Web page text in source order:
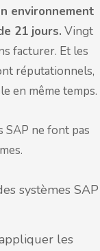
environnement
21 jours. Vingt
facturer. Et les
réputationnels,
en même temps.
SAP ne font pas
systèmes SAP
les